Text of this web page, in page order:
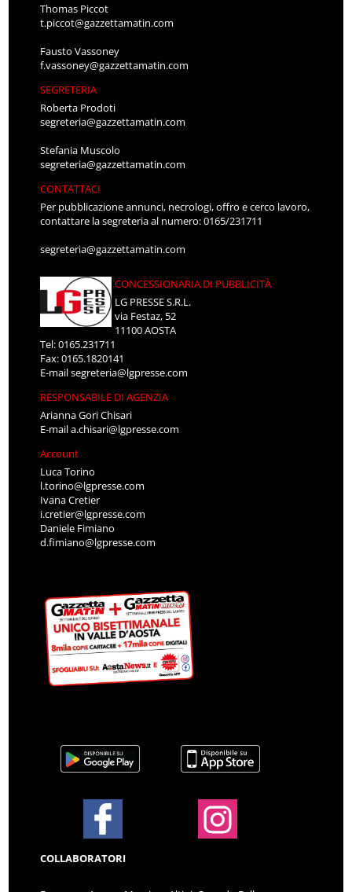
Thomas Piccot
t.piccot@gazzettamatin.com
Fausto Vassoney
f.vassoney@gazzettamatin.com
SEGRETERIA
Roberta Prodoti
segreteria@gazzettamatin.com
Stefania Muscolo
segreteria@gazzettamatin.com
CONTATTACI
Per pubblicazione annunci, necrologi, offro e cerco lavoro,
contattare la segreteria al numero: 0165/231711
segreteria@gazzettamatin.com
CONCESSIONARIA DI PUBBLICITÀ
LG PRESSE S.R.L.
via Festaz, 52
11100 AOSTA
Tel: 0165.231711
Fax: 0165.1820141
E-mailsegreteria@lgpresse.com
RESPONSABILE DI AGENZIA
Arianna Gori Chisari
E-maila.chisari@lgpresse.com
Account
Luca Torino
l.torino@lgpresse.com
Ivana Cretier
i.cretier@lgpresse.com
Daniele Fimiano
d.fimiano@lgpresse.com
COLLABORATORI